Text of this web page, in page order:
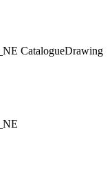
CatalogueDrawing